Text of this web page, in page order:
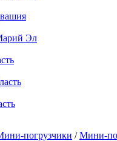
Эл
погрузчики /Мини-